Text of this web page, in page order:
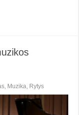
, Muzika, Rytys